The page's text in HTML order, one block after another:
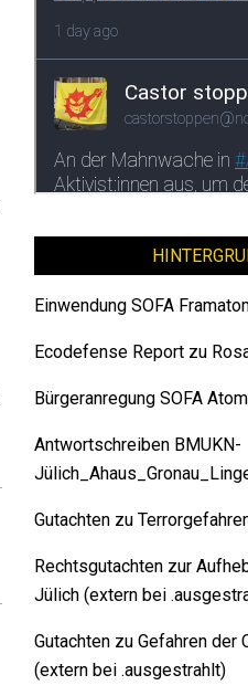
Einwendung SOFA
Ecodefense Report zu
Bürgeranregung SOFA
Antwortschreiben BMUKN-
Gutachten zu
Rechtsgutachten zur
Jülich (extern bei
Gutachten zu Gefahren
(extern bei .ausgestrahlt)